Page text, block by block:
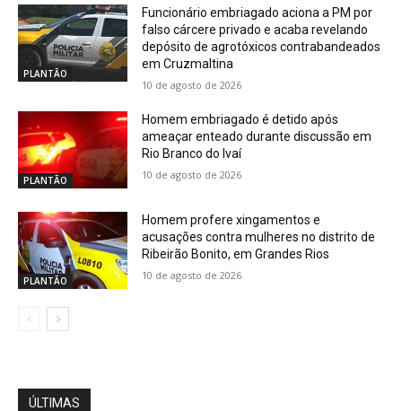
PLANTÃO
Funcionário embriagado aciona a PM por
falso cárcere privado e acaba revelando
depósito de agrotóxicos contrabandeados
em Cruzmaltina
10 de agosto de 2026
PLANTÃO
Homem embriagado é detido após
ameaçar enteado durante discussão em
Rio Branco do Ivaí
10 de agosto de 2026
PLANTÃO
Homem profere xingamentos e
acusações contra mulheres no distrito de
Ribeirão Bonito, em Grandes Rios
10 de agosto de 2026
ÚLTIMAS